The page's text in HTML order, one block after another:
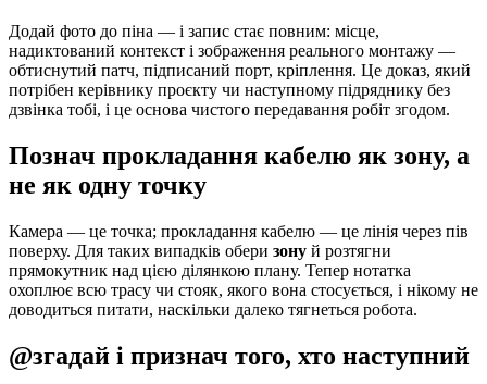
Додай фото до піна — і запис стає повним: місце,
надиктований контекст і зображення реального монтажу —
обтиснутий патч, підписаний порт, кріплення. Це доказ, який
потрібен керівнику проєкту чи наступному підряднику без
дзвінка тобі, і це основа чистого передавання робіт згодом.
Познач прокладання кабелю як зону, а
не як одну точку
Камера — це точка; прокладання кабелю — це лінія через пів
поверху. Для таких випадків обери зону й розтягни
прямокутник над цією ділянкою плану. Тепер нотатка
охоплює всю трасу чи стояк, якого вона стосується, і нікому не
доводиться питати, наскільки далеко тягнеться робота.
@згадай і признач того, хто наступний